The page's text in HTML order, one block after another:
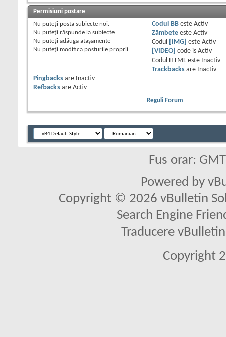
Permisiuni postare
Nu puteţi posta subiecte noi.
Nu puteţi răspunde la subiecte
Nu puteţi adăuga ataşamente
Nu puteţi modifica posturile proprii
Codul BBeste Activ
Zâmbeteeste Activ
Codul
[IMG] este Activ
[VIDEO]
code is Activ
Codul HTML este
Inactiv
Trackbacksare
Inactiv
Pingbacks are
Inactiv
Refbacks are Activ
Reguli Forum
Fus orar:
Powered by
Copyright © 2026 vBulletin
Search Engine
Traducere
Copyright